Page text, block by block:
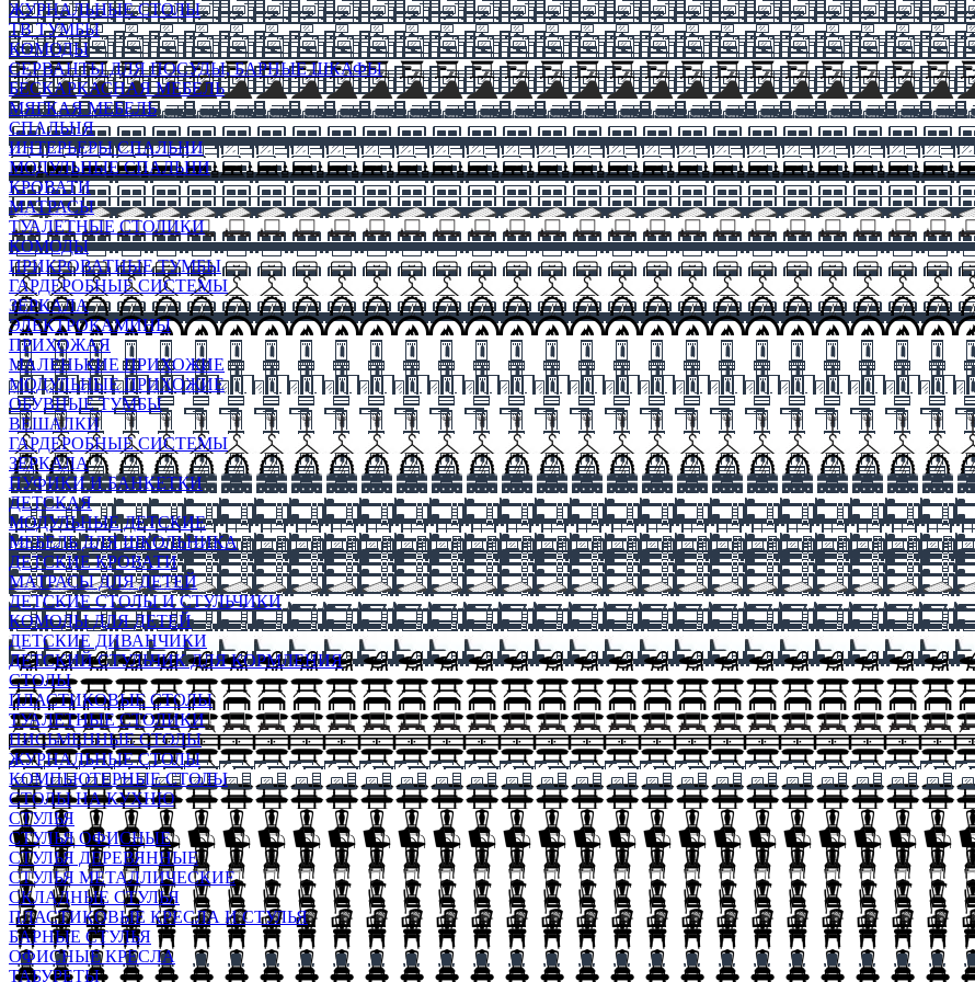
ЖУРНАЛЬНЫЕ СТОЛЫ
ТВ ТУМБЫ
КОМОДЫ
СЕРВАНТЫ ДЛЯ ПОСУДЫ, БАРНЫЕ ШКАФЫ
БЕСКАРКАСНАЯ МЕБЕЛЬ
МЯГКАЯ МЕБЕЛЬ
СПАЛЬНЯ
ИНТЕРЬЕРЫ СПАЛЬНИ
МОДУЛЬНЫЕ СПАЛЬНИ
КРОВАТИ
МАТРАСЫ
ТУАЛЕТНЫЕ СТОЛИКИ
КОМОДЫ
ПРИКРОВАТНЫЕ ТУМБЫ
ГАРДЕРОБНЫЕ СИСТЕМЫ
ЗЕРКАЛА
ЭЛЕКТРОКАМИНЫ
ПРИХОЖАЯ
МАЛЕНЬКИЕ ПРИХОЖИЕ
МОДУЛЬНЫЕ ПРИХОЖИЕ
ОБУВНЫЕ ТУМБЫ
ВЕШАЛКИ
ГАРДЕРОБНЫЕ СИСТЕМЫ
ЗЕРКАЛА
ПУФИКИ И БАНКЕТКИ
ДЕТСКАЯ
МОДУЛЬНЫЕ ДЕТСКИЕ
МЕБЕЛЬ ДЛЯ ШКОЛЬНИКА
ДЕТСКИЕ КРОВАТИ
МАТРАСЫ ДЛЯ ДЕТЕЙ
ДЕТСКИЕ СТОЛЫ И СТУЛЬЧИКИ
КОМОДЫ ДЛЯ ДЕТЕЙ
ДЕТСКИЕ ДИВАНЧИКИ
ДЕТСКИЙ СТУЛЬЧИК ДЛЯ КОРМЛЕНИЯ
СТОЛЫ
ПЛАСТИКОВЫЕ СТОЛЫ
ТУАЛЕТНЫЕ СТОЛИКИ
ПИСЬМЕННЫЕ СТОЛЫ
ЖУРНАЛЬНЫЕ СТОЛЫ
КОМПЬЮТЕРНЫЕ СТОЛЫ
СТОЛЫ НА КУХНЮ
СТУЛЬЯ
СТУЛЬЯ ОФИСНЫЕ
СТУЛЬЯ ДЕРЕВЯННЫЕ
СТУЛЬЯ МЕТАЛЛИЧЕСКИЕ
СКЛАДНЫЕ СТУЛЬЯ
ПЛАСТИКОВЫЕ КРЕСЛА И СТУЛЬЯ
БАРНЫЕ СТУЛЬЯ
ОФИСНЫЕ КРЕСЛА
ТАБУРЕТЫ